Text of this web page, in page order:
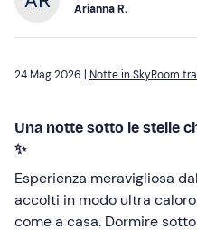
Arianna R.
24 Mag 2026 | Notte in SkyRoom
Una notte sotto le stelle
✨
Esperienza meravigliosa
accolti in modo ultra
come a casa. Dormire